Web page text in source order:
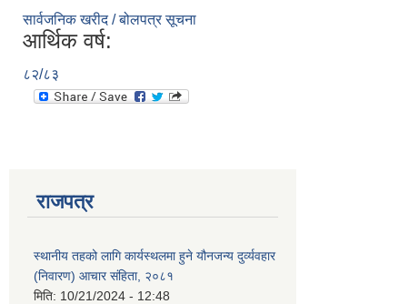
सार्वजनिक खरीद / बोलपत्र सूचना
आर्थिक वर्ष:
८२/८३
राजपत्र
स्थानीय तहको लागि कार्यस्थलमा हुने यौनजन्य दुर्व्यवहार
(निवारण) आचार संहिता, २०८१
मिति: 10/21/2024 - 12:48